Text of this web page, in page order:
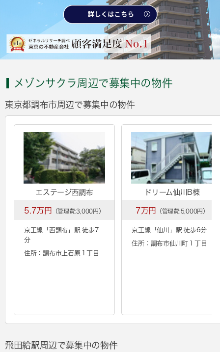
メゾンサクラ周辺で募集中の物件
東京都調布市周辺で募集中の物件
エステージ西調布
5.7万円 （管理費:3,000円）
京王線「 西調布 」駅 徒歩7
分
住所：調布市上石原１丁目
ドリーム仙川B棟
7万円 （管理費:5,000円）
京王線「仙川 」駅 徒歩6分
住所：調布市仙川町１丁目
飛田給駅周辺で募集中の物件